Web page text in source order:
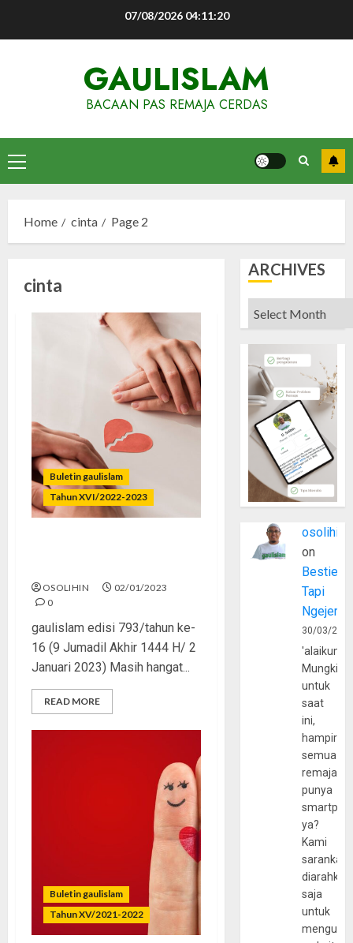
07/08/2026 04:11:20
GAULISLAM
BACAAN PAS REMAJA CERDAS
Primary
Menu
Home cinta Page 2
cinta
Buletin gaulislam
Tahun XVI/2022-2023
OSOLIHIN
02/01/2023
0
gaulislam edisi 793/tahun ke-
16 (9 Jumadil Akhir 1444 H/ 2
Januari 2023) Masih hangat...
READ MORE
Buletin gaulislam
Tahun XV/2021-2022
ARCHIVES
Archives
osolihin
on
Bestie
Tapi
30/03/
Mungkin
untuk
saat
ini,
hampir
semua
remaja
punya
ya?
Kami
sarankan,
diarahkan
saja
untuk